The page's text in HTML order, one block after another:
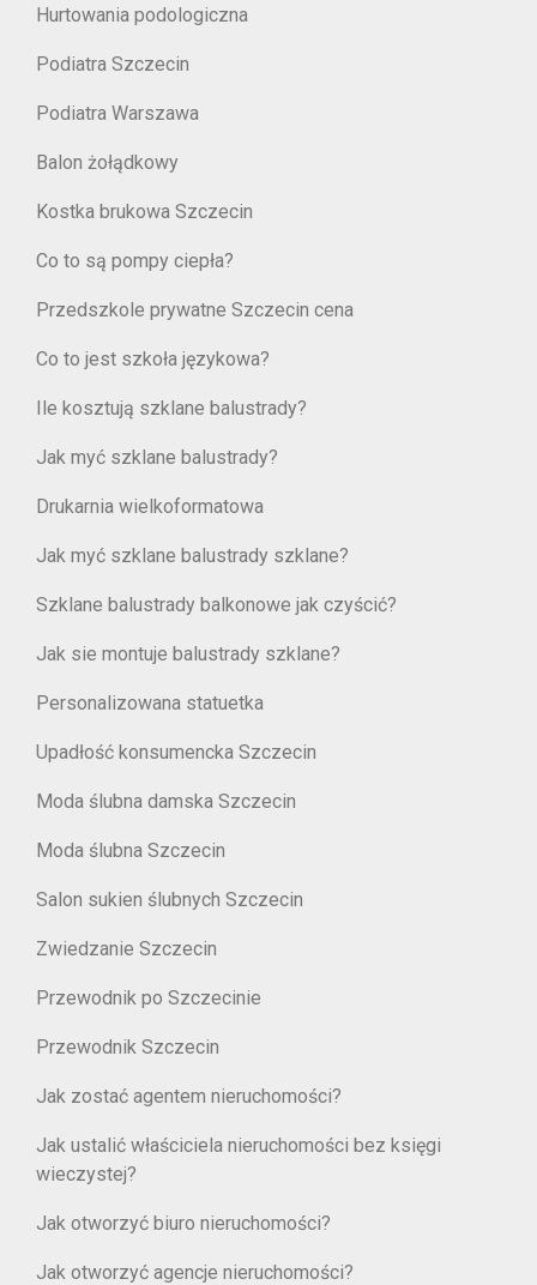
Hurtowania podologiczna
Podiatra Szczecin
Podiatra Warszawa
Balon żołądkowy
Kostka brukowa Szczecin
Co to są pompy ciepła?
Przedszkole prywatne Szczecin cena
Co to jest szkoła językowa?
Ile kosztują szklane balustrady?
Jak myć szklane balustrady?
Drukarnia wielkoformatowa
Jak myć szklane balustrady szklane?
Szklane balustrady balkonowe jak czyścić?
Jak sie montuje balustrady szklane?
Personalizowana statuetka
Upadłość konsumencka Szczecin
Moda ślubna damska Szczecin
Moda ślubna Szczecin
Salon sukien ślubnych Szczecin
Zwiedzanie Szczecin
Przewodnik po Szczecinie
Przewodnik Szczecin
Jak zostać agentem nieruchomości?
Jak ustalić właściciela nieruchomości bez księgi
wieczystej?
Jak otworzyć biuro nieruchomości?
Jak otworzyć agencje nieruchomości?